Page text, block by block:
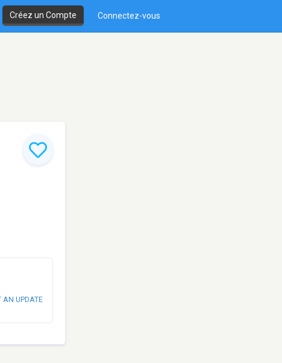
Créez un Compte Connectez-vous
AN UPDATE